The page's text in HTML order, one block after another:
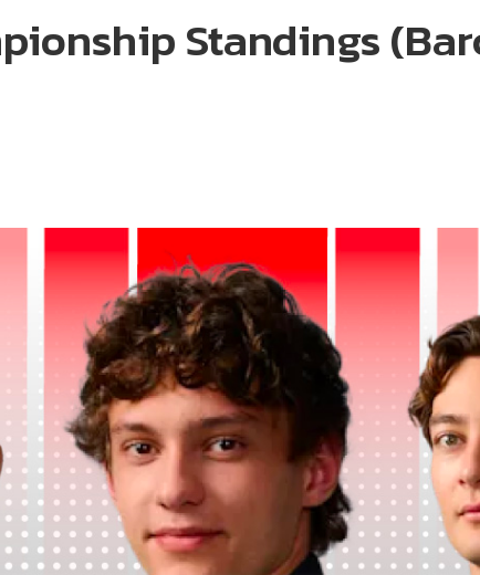
Standings